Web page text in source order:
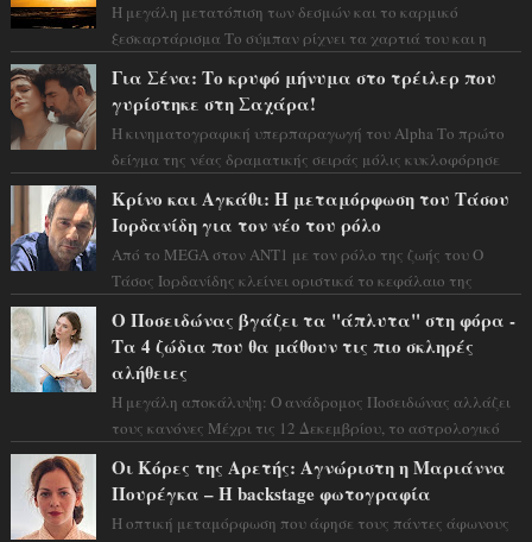
Η μεγάλη μετατόπιση των δεσμών και το καρμικό
ξεσκαρτάρισμα Το σύμπαν ρίχνει τα χαρτιά του και η
Για Σένα: Το κρυφό μήνυμα στο τρέιλερ που
γυρίστηκε στη Σαχάρα!
Η κινηματογραφική υπερπαραγωγή του Alpha Το πρώτο
δείγμα της νέας δραματικής σειράς μόλις κυκλοφόρησε
Κρίνο και Αγκάθι: Η μεταμόρφωση του Τάσου
Ιορδανίδη για τον νέο του ρόλο
Από το MEGA στον ΑΝΤ1 με τον ρόλο της ζωής του Ο
Τάσος Ιορδανίδης κλείνει οριστικά το κεφάλαιο της
Ο Ποσειδώνας βγάζει τα "άπλυτα" στη φόρα -
Τα 4 ζώδια που θα μάθουν τις πιο σκληρές
αλήθειες
Η μεγάλη αποκάλυψη: Ο ανάδρομος Ποσειδώνας αλλάζει
τους κανόνες Μέχρι τις 12 Δεκεμβρίου, το αστρολογικό
Οι Κόρες της Αρετής: Αγνώριστη η Μαριάννα
Πουρέγκα – H backstage φωτογραφία
Η οπτική μεταμόρφωση που άφησε τους πάντες άφωνους